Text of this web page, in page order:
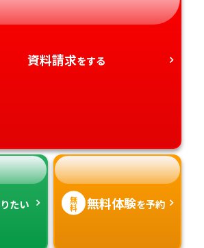
静岡県
愛知県
和歌山県
徳島県
香川県
大分県
宮崎県
資料請求をする
たい 無
料 無料体験を予約